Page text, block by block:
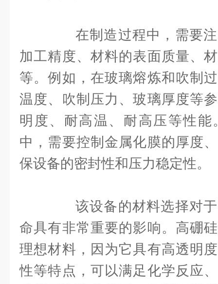
在制造过程中，需要注
加工精度、材料的表面质量、
等。例如，在玻璃熔炼和吹制
温度、吹制压力、玻璃厚度等
明度、耐高温、耐高压等性
中，需要控制金属化膜的厚度
保设备的密封性和压力稳定性。
该设备的材料选择对于
命具有非常重要的影响。高硼
理想材料，因为它具有高透明
性等特点，可以满足化学反应